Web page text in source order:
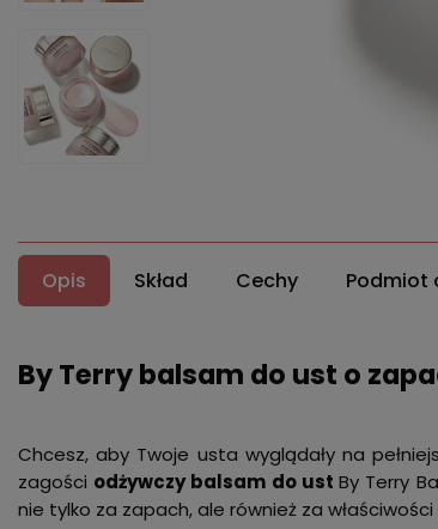
Opis Skład Cechy Podmiot
By Terry balsam do ust o
Chcesz, aby Twoje usta wyglądały na
zagości odżywczy balsam do ustBy Terry
nie tylko za zapach, ale również za